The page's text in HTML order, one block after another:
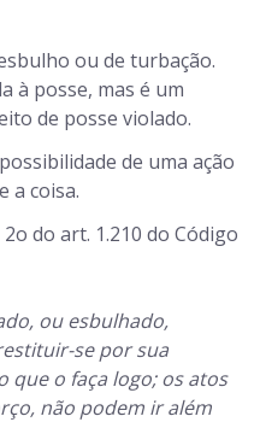
ou de turbação.
à posse, mas é um
de posse violado.
de uma ação
a coisa.
o do art. 1.210 do Código
ou esbulhado,
se por sua
o faça logo; os atos
não podem ir além